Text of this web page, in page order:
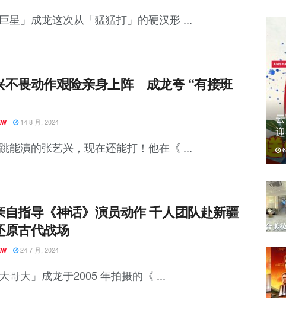
星」成龙这次从「猛猛打」的硬汉形 ...
不畏动作艰险亲身上阵 成龙夸 “有接班
14 8 月, 2024
能演的张艺兴，现在还能打！他在《 ...
自指导《神话》演员动作 千人团队赴新疆
原古代战场
24 7 月, 2024
哥大」成龙于2005 年拍摄的《 ...
6